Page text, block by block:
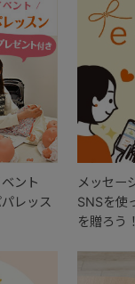
ント
レッス
メッセー
SNSを使
を贈ろう！